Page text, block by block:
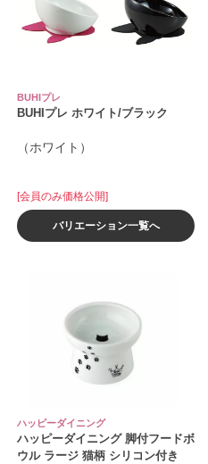
BUHIプレ
BUHIプレ ホワイト/ブラック
（ホワイト）
[会員のみ価格公開]
バリエーション一覧へ
ハッピーダイニング
ハッピーダイニング 脚付フードボ
ウル ラージ 猫柄 シリコン付き